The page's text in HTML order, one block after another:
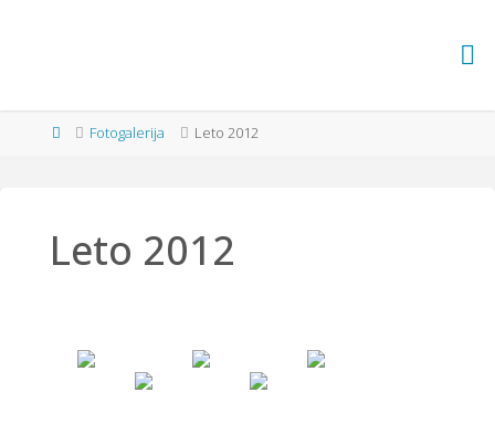
KLUB
POMURJEHomeFotogalerija Leto 2012
Leto 2012